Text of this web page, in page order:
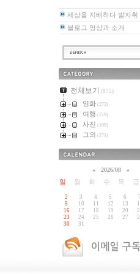
세상을 지배하다 발자취
블로그 영상과 소개
카테고리
전체보기 (875)
영화 (273)
여행 (219)
사진 (109)
그외 (273)
« 2026/08 »
일 월 화 수 목 금
2
3 4 5 6 7
9
10 11 12 13
16
17 18 19 20
23
24 25 26 27
30
31